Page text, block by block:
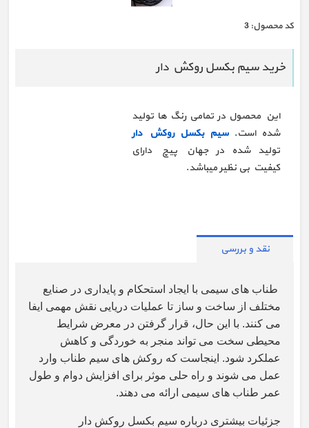
كد محصول: 3
خرید سیم بکسل روکش دار
این محصول در تمامی رنگ ها تولید
شده است.سیم بکسل روکش دار
تولید شده در جهان پیچ دارای
کیفیت بی نظیر میباشد.
نقد و بررسی
طناب های سیمی با ایجاد استحکام و پایداری در صنایع
مختلف از ساخت و ساز تا عملیات دریایی نقش مهمی ایفا
می کنند. با این حال، قرار گرفتن در معرض شرایط
محیطی سخت می تواند منجر به خوردگی و کاهش
عملکرد شود. اینجاست که روکش های سیم طناب وارد
عمل می شوند و راه حلی موثر برای افزایش دوام و طول
عمر طناب های سیمی ارائه می دهند.
جزئیات بیشتری درباره سیم بکسل روکش دار